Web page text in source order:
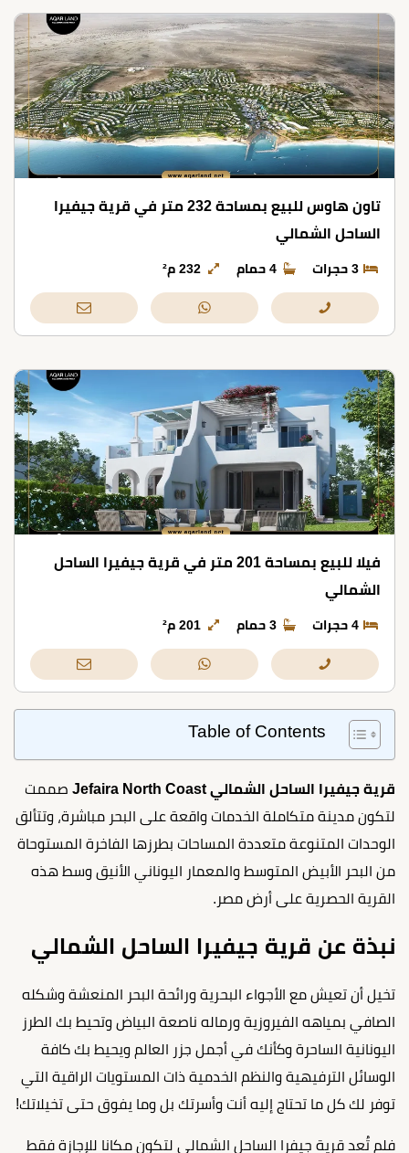
تاون هاوس للبيع بمساحة 232 متر في قرية جيفيرا
الساحل الشمالي
3 حجرات 4 حمام 232 م²
فيلا للبيع بمساحة 201 متر في قرية جيفيرا الساحل
الشمالي
4 حجرات 3 حمام 201 م²
Table of Contents
قرية جيفيرا الساحل الشمالي Jefaira North Coast
صممت
لتكون مدينة متكاملة الخدمات واقعة على البحر مباشرة، وتتألق
الوحدات المتنوعة متعددة المساحات بطرزها الفاخرة المستوحاة
من البحر الأبيض المتوسط والمعمار اليوناني الأنيق وسط هذه
القرية الحصرية على أرض مصر.
نبذة عن قرية جيفيرا الساحل الشمالي
تخيل أن تعيش مع الأجواء البحرية ورائحة البحر المنعشة وشكله
الصافي بمياهه الفيروزية ورماله ناصعة البياض وتحيط بك الطرز
اليونانية الساحرة وكأنك في أجمل جزر العالم ويحيط بك كافة
الوسائل الترفيهية والنظم الخدمية ذات المستويات الراقية التي
توفر لك كل ما تحتاج إليه أنت وأسرتك بل وما يفوق حتى تخيلاتك!
فلم تُعد قرية جيفرا الساحل الشمالي لتكون مكانا للإجازة فقط